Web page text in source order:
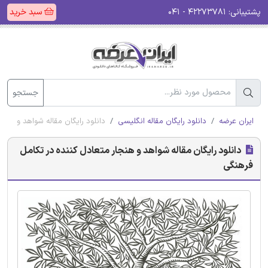
پشتیبانی: سبد خرید
جستجو
ایران عرضه دانلود رایگان مقاله انگلیسی دانلود رایگان مقاله شواهد و
دانلود رایگان مقاله شواهد و هنجار متعادل کننده در تکامل
فرهنگی